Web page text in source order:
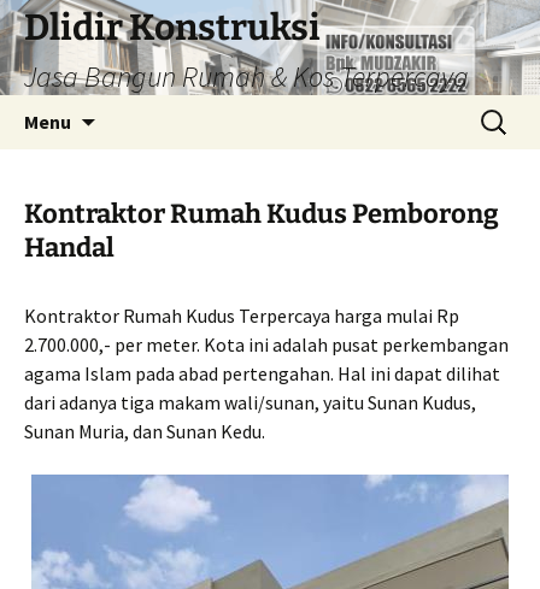
Dlidir Konstruksi
Jasa Bangun Rumah & Kos Terpercaya
Menu
Cari
untuk:
Kontraktor Rumah Kudus Pemborong
Handal
Kontraktor Rumah Kudus Terpercaya harga mulai Rp
2.700.000,- per meter. Kota ini adalah pusat perkembangan
agama Islam pada abad pertengahan. Hal ini dapat dilihat
dari adanya tiga makam wali/sunan, yaitu Sunan Kudus,
Sunan Muria, dan Sunan Kedu.